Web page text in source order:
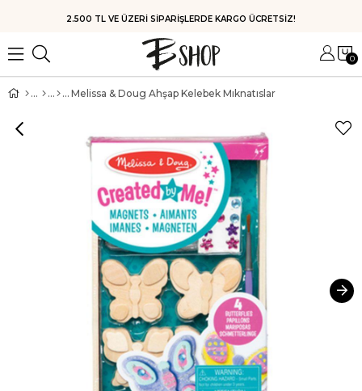
HIZLI KARGO
0
Melissa & Doug Ahşap Kelebek Mıknatıslar